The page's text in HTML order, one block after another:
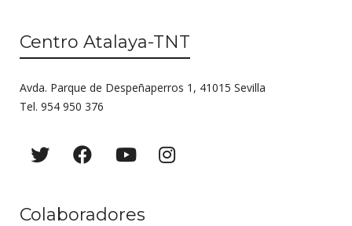
Centro Atalaya-TNT
Avda. Parque de Despeñaperros 1, 41015 Sevilla
Tel. 954 950 376
Colaboradores